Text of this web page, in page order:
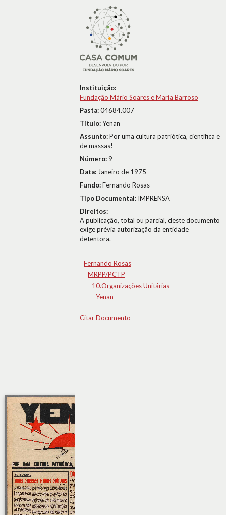
Instituição:
Fundação Mário Soares e Maria Barroso
Pasta:04684.007
Título:Yenan
Assunto:Por uma cultura patriótica, científica e
de massas!
Número:9
Data: Janeiro de 1975
Fundo:Fernando Rosas
Tipo Documental: IMPRENSA
Direitos:
A publicação, total ou parcial, deste documento
exige prévia autorização da entidade
detentora.
Fernando Rosas
MRPP/PCTP
10.Organizações Unitárias
Yenan
Citar Documento